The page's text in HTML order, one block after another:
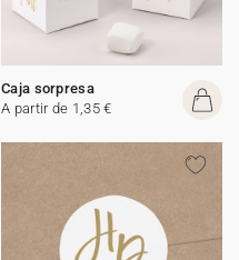
Caja sorpresa
A partir de 1,35 €